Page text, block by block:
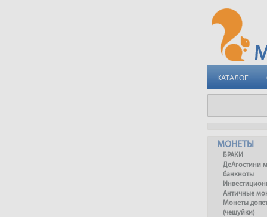
КАТАЛОГ
МОНЕТЫ
БРАКИ
ДеАгостини
банкноты
Античные
Монеты
(чешуйки)